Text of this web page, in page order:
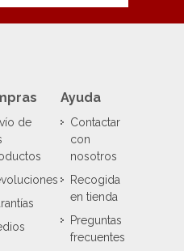
de
Ayuda
Contactar
con
nosotros
Recogida
en tienda
Preguntas
frecuentes